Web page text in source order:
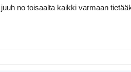
no toisaalta kaikki varmaan